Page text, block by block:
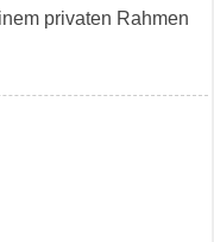
privaten Rahmen